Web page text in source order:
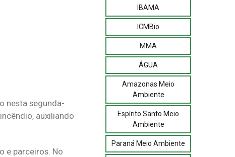
nesta segunda-
auxiliando
e parceiros. No
IBAMA
ICMBio
MMA
ÁGUA
Amazonas Meio
Ambiente
Espírito Santo Meio
Ambiente
Paraná Meio Ambiente